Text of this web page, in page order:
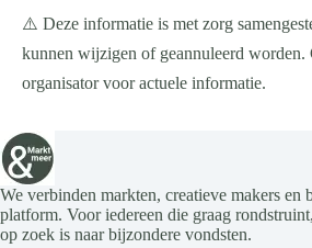
⚠️ Deze informatie is met zorg
kunnen wijzigen of geannuleerd worden.
organisator voor actuele informatie.
We verbinden markten, creatieve makers en
platform. Voor iedereen die graag
op zoek is naar bijzondere vondsten.